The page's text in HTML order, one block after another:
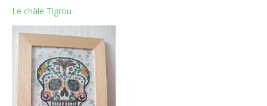
Le châle Tigrou